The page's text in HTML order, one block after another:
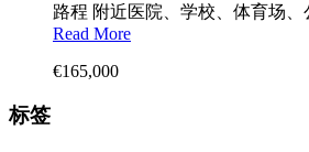
路程 附近医院、学校、体育场
Read More
€165,000
标签